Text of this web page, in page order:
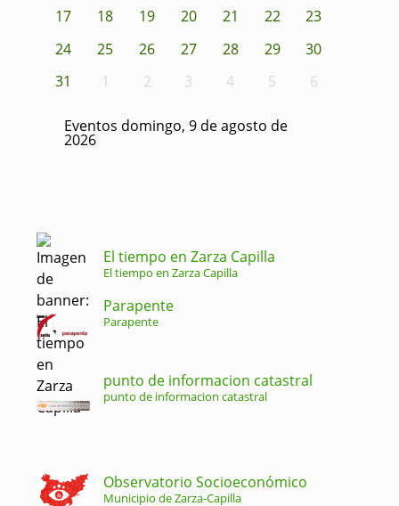
17
18 19 20 21 22
23
24
25 26 27 28 29
30
31
1 2 3 4 5 6
Eventos domingo, 9 de agosto de
2026
El tiempo en Zarza Capilla
El tiempo en Zarza Capilla
Parapente
Parapente
punto de informacion catastral
punto de informacion catastral
Observatorio Socioeconómico
Municipio de Zarza-Capilla